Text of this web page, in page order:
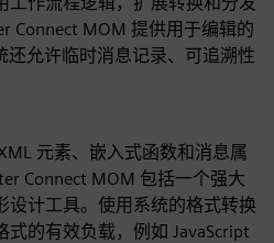
Connect MOM 提供用于编辑的
还允许临时消息记录、可追溯性
元素、嵌入式函数和消息属
Connect MOM 包括一个强大
设计工具。使用系统的格式转换
的有效负载，例如 JavaScript